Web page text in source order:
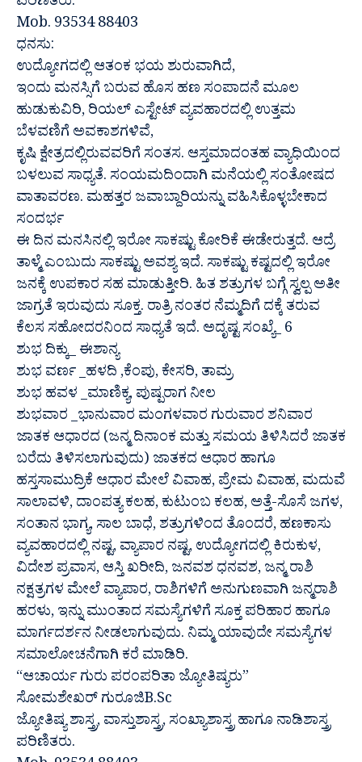
Mob. 93534 88403
ಧನಸು:
ಉದ್ಯೋಗದಲ್ಲಿ ಆತಂಕ ಭಯ ಶುರುವಾಗಿದೆ,
ಇಂದು ಮನಸ್ಸಿಗೆ ಬರುವ ಹೊಸ ಹಣ ಸಂಪಾದನೆ ಮೂಲ
ಹುಡುಕುವಿರಿ, ರಿಯಲ್ ಎಸ್ಟೇಟ್ ವ್ಯವಹಾರದಲ್ಲಿ ಉತ್ತಮ
ಬೆಳವಣಿಗೆ ಅವಕಾಶಗಳಿವೆ,
ಕೃಷಿ ಕ್ಷೇತ್ರದಲ್ಲಿರುವವರಿಗೆ ಸಂತಸ. ಆಸ್ತಮಾದಂತಹ ವ್ಯಾಧಿಯಿಂದ
ಬಳಲುವ ಸಾಧ್ಯತೆ. ಸಂಯಮದಿಂದಾಗಿ ಮನೆಯಲ್ಲಿ ಸಂತೋಷದ
ವಾತಾವರಣ. ಮಹತ್ತರ ಜವಾಬ್ದಾರಿಯನ್ನು ವಹಿಸಿಕೊಳ್ಳಬೇಕಾದ
ಸಂದರ್ಭ
ಈ ದಿನ ಮನಸಿನಲ್ಲಿ ಇರೋ ಸಾಕಷ್ಟು ಕೋರಿಕೆ ಈಡೇರುತ್ತದೆ. ಆದ್ರೆ
ತಾಳ್ಮೆ ಎಂಬುದು ಸಾಕಷ್ಟು ಅವಶ್ಯ ಇದೆ. ಸಾಕಷ್ಟು ಕಷ್ಟದಲ್ಲಿ ಇರೋ
ಜನಕ್ಕೆ ಉಪಕಾರ ಸಹ ಮಾಡುತ್ತೀರಿ. ಹಿತ ಶತ್ರುಗಳ ಬಗ್ಗೆ ಸ್ವಲ್ಪ ಅತೀ
ಜಾಗ್ರತೆ ಇರುವುದು ಸೂಕ್ತ. ರಾತ್ರಿ ನಂತರ ನೆಮ್ಮದಿಗೆ ದಕ್ಕೆ ತರುವ
ಕೆಲಸ ಸಹೋದರನಿಂದ ಸಾಧ್ಯತೆ ಇದೆ. ಅದೃಷ್ಟ ಸಂಖ್ಯೆ_ 6
ಶುಭ ದಿಕ್ಕು_ ಈಶಾನ್ಯ
ಶುಭ ವರ್ಣ _ಹಳದಿ ,ಕೆಂಪು, ಕೇಸರಿ, ತಾಮ್ರ
ಶುಭ ಹವಳ _ಮಾಣಿಕ್ಯ, ಪುಷ್ಪರಾಗ ನೀಲ
ಶುಭವಾರ _ಭಾನುವಾರ ಮಂಗಳವಾರ ಗುರುವಾರ ಶನಿವಾರ
ಜಾತಕ ಆಧಾರದ (ಜನ್ಮ ದಿನಾಂಕ ಮತ್ತು ಸಮಯ ತಿಳಿಸಿದರೆ ಜಾತಕ
ಬರೆದು ತಿಳಿಸಲಾಗುವುದು) ಜಾತಕದ ಆಧಾರ ಹಾಗೂ
ಹಸ್ತಸಾಮುದ್ರಿಕೆ ಆಧಾರ ಮೇಲೆ ವಿವಾಹ, ಪ್ರೇಮ ವಿವಾಹ, ಮದುವೆ
ಸಾಲಾವಳಿ, ದಾಂಪತ್ಯ ಕಲಹ, ಕುಟುಂಬ ಕಲಹ, ಅತ್ತೆ-ಸೊಸೆ ಜಗಳ,
ಸಂತಾನ ಭಾಗ್ಯ, ಸಾಲ ಬಾಧೆ, ಶತ್ರುಗಳಿಂದ ತೊಂದರೆ, ಹಣಕಾಸು
ವ್ಯವಹಾರದಲ್ಲಿ ನಷ್ಟ, ವ್ಯಾಪಾರ ನಷ್ಟ, ಉದ್ಯೋಗದಲ್ಲಿ ಕಿರುಕುಳ,
ವಿದೇಶ ಪ್ರವಾಸ, ಆಸ್ತಿ ಖರೀದಿ, ಜನವಶ ಧನವಶ, ಜನ್ಮ ರಾಶಿ
ನಕ್ಷತ್ರಗಳ ಮೇಲೆ ವ್ಯಾಪಾರ, ರಾಶಿಗಳಿಗೆ ಅನುಗುಣವಾಗಿ ಜನ್ಮರಾಶಿ
ಹರಳು, ಇನ್ನು ಮುಂತಾದ ಸಮಸ್ಯೆಗಳಿಗೆ ಸೂಕ್ತ ಪರಿಹಾರ ಹಾಗೂ
ಮಾರ್ಗದರ್ಶನ ನೀಡಲಾಗುವುದು. ನಿಮ್ಮ ಯಾವುದೇ ಸಮಸ್ಯೆಗಳ
ಸಮಾಲೋಚನೆಗಾಗಿ ಕರೆ ಮಾಡಿರಿ.
“ಆಚಾರ್ಯ ಗುರು ಪರಂಪರಿತಾ ಜ್ಯೋತಿಷ್ಯರು”
ಸೋಮಶೇಖರ್ ಗುರೂಜಿB.Sc
ಜ್ಯೋತಿಷ್ಯ ಶಾಸ್ತ್ರ, ವಾಸ್ತುಶಾಸ್ತ್ರ, ಸಂಖ್ಯಾಶಾಸ್ತ್ರ ಹಾಗೂ ನಾಡಿಶಾಸ್ತ್ರ
ಪರಿಣಿತರು.